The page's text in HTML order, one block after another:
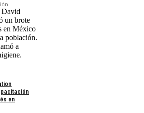
David
un brote
en México
población.
a
en